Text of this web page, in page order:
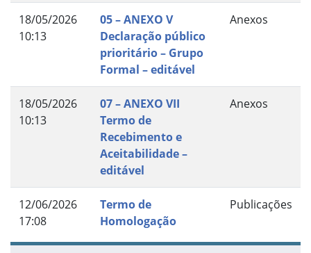
18/05/2026
10:13
05 – ANEXO V
Declaração público
prioritário – Grupo
Formal – editável
Anexos
18/05/2026
10:13
07 – ANEXO VII
Termo de
Recebimento e
Aceitabilidade –
editável
Anexos
12/06/2026
17:08
Termo de
Homologação
Publicações